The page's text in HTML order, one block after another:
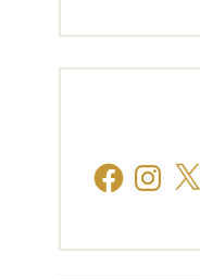
FacebookInstagram
X